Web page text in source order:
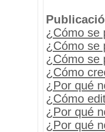
¿Cómo se
¿Cómo se
¿Cómo se
¿Cómo
¿Por qué
¿Cómo
¿Por qué
¿Por qué